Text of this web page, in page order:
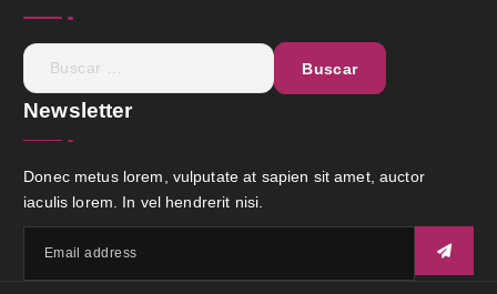
Newsletter
Donec metus lorem, vulputate at sapien sit amet, auctor
iaculis lorem. In vel hendrerit nisi.